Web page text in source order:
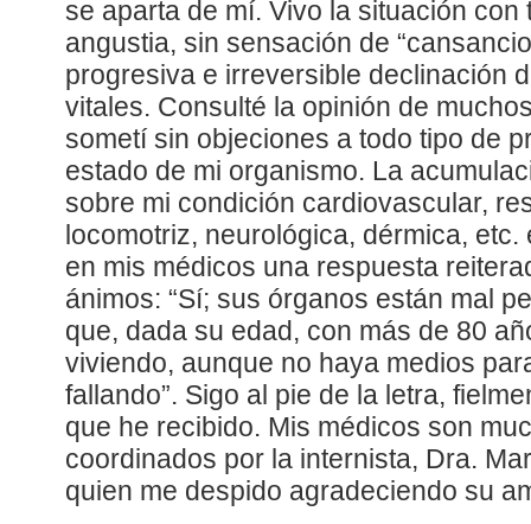
se aparta de mí. Vivo la situación con
angustia, sin sensación de
progresiva e irreversible declinación
vitales. Consulté la opinión de
sometí sin objeciones a todo tipo de
estado de mi organismo. La
sobre mi condición cardiovascular,
locomotriz, neurológica, dérmica,
en mis médicos una respuesta
ánimos: “Sí; sus órganos están mal
que, dada su edad, con más de 80
viviendo, aunque no haya medios
fallando”. Sigo al pie de la letra,
que he recibido. Mis médicos son
coordinados por la internista, Dra.
quien me despido agradeciendo su